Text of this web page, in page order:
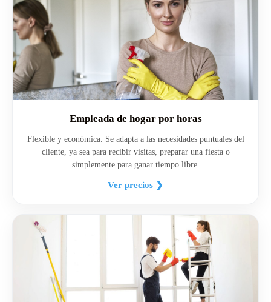
Empleada de hogar por horas
Flexible y económica. Se adapta a las necesidades puntuales del
cliente, ya sea para recibir visitas, preparar una fiesta o
simplemente para ganar tiempo libre.
Ver precios ❯